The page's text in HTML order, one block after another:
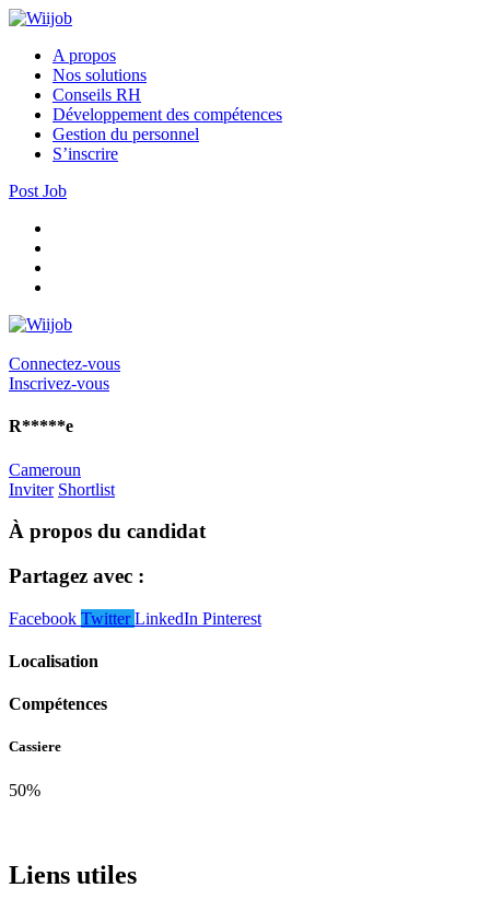
A propos
Nos solutions
Conseils RH
Développement des compétences
Gestion du personnel
S’inscrire
Post Job
Connectez-vous
Inscrivez-vous
R*****e
Cameroun
Inviter Shortlist
À propos du candidat
Partagez avec :
Facebook TwitterLinkedIn Pinterest
Localisation
Compétences
Cassiere
50%
Liens utiles